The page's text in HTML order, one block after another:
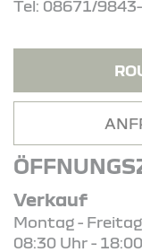
Tel: 08671/
Verkauf
Montag - Freitag
08:30 Uhr -